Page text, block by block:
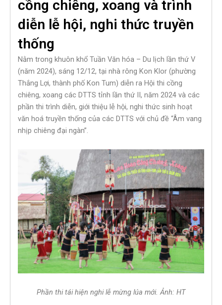
cồng chiêng, xoang và trình
diễn lễ hội, nghi thức truyền
thống
Nằm trong khuôn khổ Tuần Văn hóa – Du lịch lần thứ V
(năm 2024), sáng 12/12, tại nhà rông Kon Klor (phường
Thắng Lợi, thành phố Kon Tum) diễn ra Hội thi cồng
chiêng, xoang các DTTS tỉnh lần thứ II, năm 2024 và các
phần thi trình diễn, giới thiệu lễ hội, nghi thức sinh hoạt
văn hoá truyền thống của các DTTS với chủ đề “Âm vang
nhịp chiêng đại ngàn”.
Phần thi tái hiện nghi lễ mừng lúa mới. Ảnh: HT